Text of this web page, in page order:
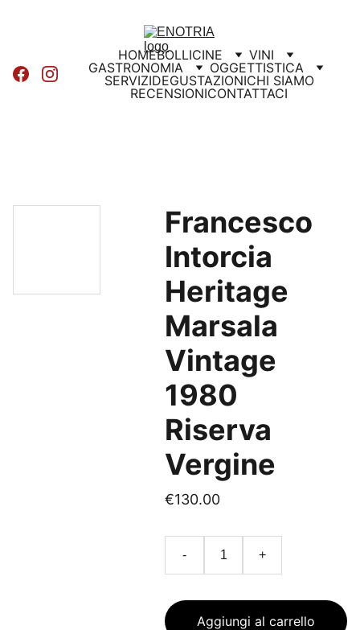
HOMEBOLLICINE
VINI
GASTRONOMIA
OGGETTISTICA
SERVIZIDEGUSTAZIONICHI SIAMO
RECENSIONICONTATTACI
Francesco
Intorcia
Heritage
Marsala
Vintage
1980
Riserva
Vergine
€130.00
- +
Aggiungi al carrello